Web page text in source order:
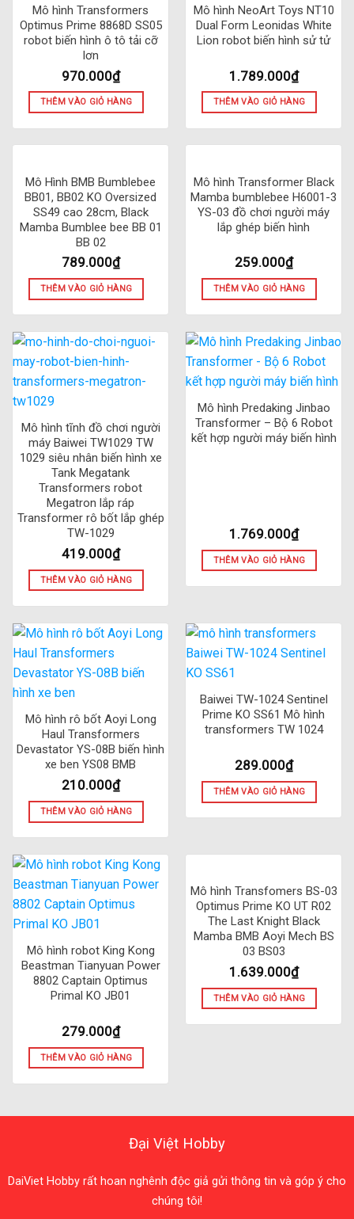
Mô hình Transformers
Optimus Prime 8868D SS05
robot biến hình ô tô tải cỡ
lơn
970.000₫
THÊM VÀO GIỎ HÀNG
Mô hình NeoArt Toys NT10
Dual Form Leonidas White
Lion robot biến hình sử tử
1.789.000₫
THÊM VÀO GIỎ HÀNG
Mô Hình BMB Bumblebee
BB01, BB02 KO Oversized
SS49 cao 28cm, Black
Mamba Bumblee bee BB 01
BB 02
789.000₫
THÊM VÀO GIỎ HÀNG
Mô hình Transformer Black
Mamba bumblebee H6001-3
YS-03 đồ chơi người máy
lắp ghép biến hình
259.000₫
THÊM VÀO GIỎ HÀNG
Mô hình tĩnh đồ chơi người
máy Baiwei TW1029 TW
1029 siêu nhân biến hình xe
Tank Megatank
Transformers robot
Megatron lắp ráp
Transformer rô bốt lắp ghép
TW-1029
419.000₫
THÊM VÀO GIỎ HÀNG
Mô hình Predaking Jinbao
Transformer – Bộ 6 Robot
kết hợp người máy biến hình
1.769.000₫
THÊM VÀO GIỎ HÀNG
Mô hình rô bốt Aoyi Long
Haul Transformers
Devastator YS-08B biến hình
xe ben YS08 BMB
210.000₫
THÊM VÀO GIỎ HÀNG
Baiwei TW-1024 Sentinel
Prime KO SS61 Mô hình
transformers TW 1024
289.000₫
THÊM VÀO GIỎ HÀNG
Mô hình robot King Kong
Beastman Tianyuan Power
8802 Captain Optimus
Primal KO JB01
279.000₫
THÊM VÀO GIỎ HÀNG
Mô hình Transfomers BS-03
Optimus Prime KO UT R02
The Last Knight Black
Mamba BMB Aoyi Mech BS
03 BS03
1.639.000₫
THÊM VÀO GIỎ HÀNG
Đại Việt Hobby
DaiViet Hobby rất hoan nghênh độc giả gửi thông tin và góp ý cho
chúng tôi!